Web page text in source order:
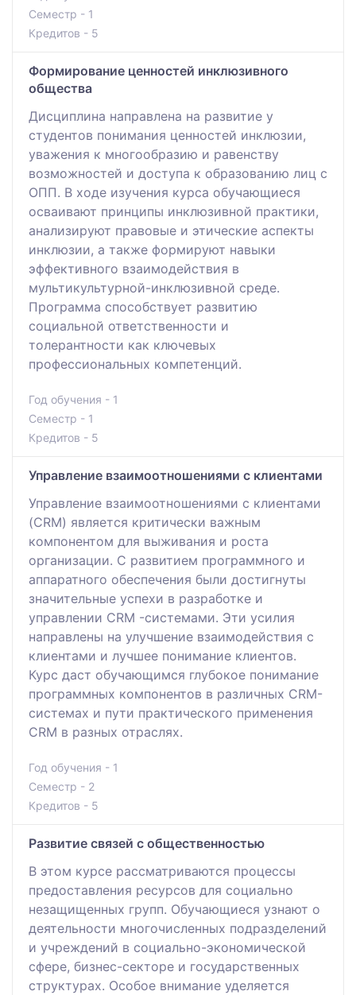
Семестр - 1
Кредитов - 5
Формирование ценностей инклюзивного
общества
Дисциплина направлена на развитие у
студентов понимания ценностей инклюзии,
уважения к многообразию и равенству
возможностей и доступа к образованию лиц с
ОПП. В ходе изучения курса обучающиеся
осваивают принципы инклюзивной практики,
анализируют правовые и этические аспекты
инклюзии, а также формируют навыки
эффективного взаимодействия в
мультикультурной-инклюзивной среде.
Программа способствует развитию
социальной ответственности и
толерантности как ключевых
профессиональных компетенций.
Год обучения - 1
Семестр - 1
Кредитов - 5
Управление взаимоотношениями с клиентами
Управление взаимоотношениями с клиентами
(CRM) является критически важным
компонентом для выживания и роста
организации. С развитием программного и
аппаратного обеспечения были достигнуты
значительные успехи в разработке и
управлении CRM -системами. Эти усилия
направлены на улучшение взаимодействия с
клиентами и лучшее понимание клиентов.
Курс даст обучающимся глубокое понимание
программных компонентов в различных CRM-
системах и пути практического применения
CRM в разных отраслях.
Год обучения - 1
Семестр - 2
Кредитов - 5
Развитие связей с общественностью
В этом курсе рассматриваются процессы
предоставления ресурсов для социально
незащищенных групп. Обучающиеся узнают о
деятельности многочисленных подразделений
и учреждений в социально-экономической
сфере, бизнес-секторе и государственных
структурах. Особое внимание уделяется